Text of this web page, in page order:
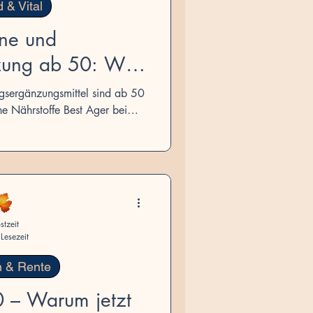
und
ab 50: Was
brauchtsind ab 50
Nährstoffe Best Ager beim
& Vital
– Warum jetzt
& Rente